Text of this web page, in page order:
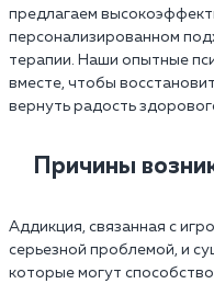
предлагаем
персонализированном
терапии. Наши опытные
вместе, чтобы
вернуть радость
Причины
Аддикция, связанная с
серьезной проблемой, и
которые могут